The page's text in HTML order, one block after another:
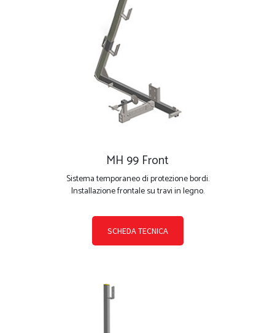
MH 99 Front
Sistema temporaneo di protezione bordi.
Installazione frontale su travi in legno.
SCHEDA TECNICA